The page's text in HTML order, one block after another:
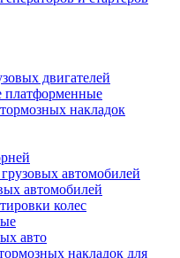
двигателей
платформенные
накладок
автомобилей
автомобилей
колес
авто
накладок для